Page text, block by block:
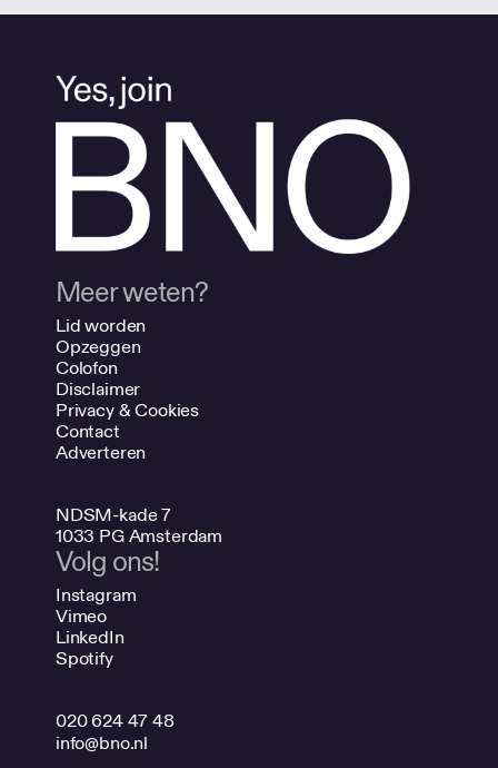
Meer weten?
Lid worden
Opzeggen
Colofon
Disclaimer
Privacy & Cookies
Contact
Adverteren
NDSM-kade 7
1033 PG Amsterdam
Volg ons!
Instagram
Vimeo
LinkedIn
Spotify
020 624 47 48
info@bno.nl